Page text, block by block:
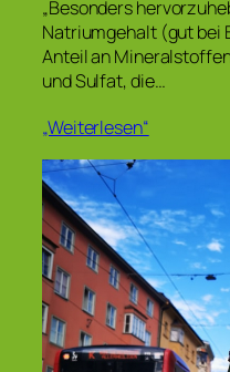
„Besonders
Natriumgehalt (gut bei
Anteil an
und Sulfat, die…
„Weiterlesen“